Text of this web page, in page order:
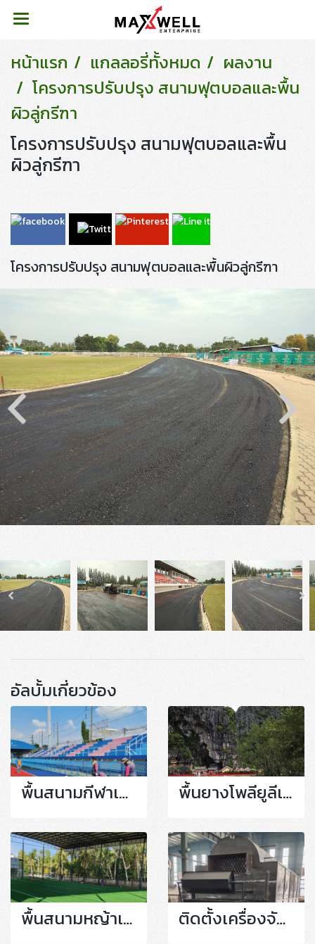
หน้าแรก แกลลอรี่ทั้งหมด
ผลงาน
โครงการปรับปรุง สนามฟุตบอลและพื้น
ผิวลู่กรีฑา
โครงการปรับปรุง สนามฟุตบอลและพื้น
ผิวลู่กรีฑา
โครงการปรับปรุง สนามฟุตบอลและพื้นผิวลู่กรีฑา
อัลบั้มเกี่ยวข้อง
พื้นสนามกีฬาเม็ดยางสังเคราะห์ พื้นยางโพลียูลีเทน
พื้นสนามหญ้าเทียม ติดตั้งเครื่องจักร